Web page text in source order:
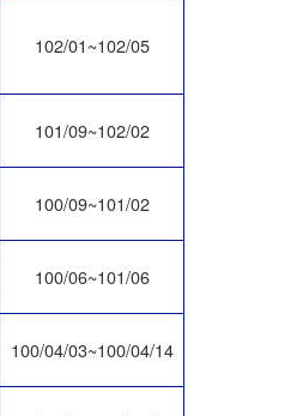
102/01~102/05
101/09~102/02
100/09~101/02
100/06~101/06
100/04/03~100/04/14